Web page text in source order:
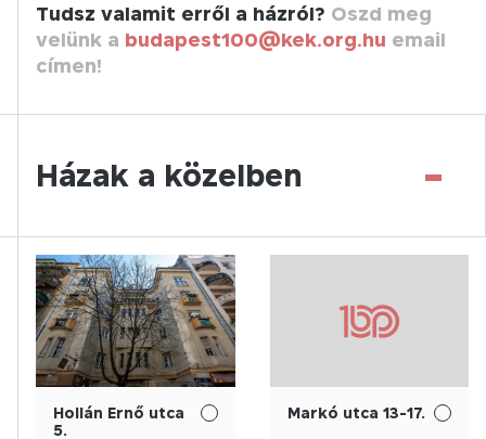
Tudsz valamit erről a házról? Oszd meg
velünk a budapest100@kek.org.hu email
címen!
Házak a közelben -
Hollán Ernő utca
5.
Markó utca 13-17.